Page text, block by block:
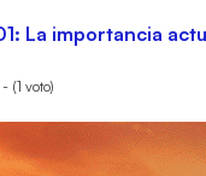
La importancia
(1 voto)